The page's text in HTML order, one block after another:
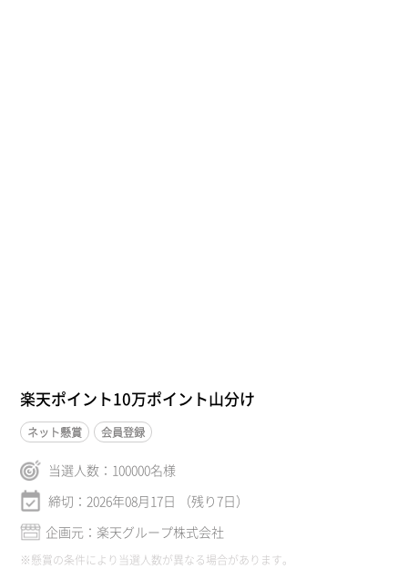
楽天ポイント10万ポイント山分け
ネット懸賞 会員登録
当選人数： 100000名様
締切：2026年08月17日 （残り7日）
企画元：楽天グループ株式会社
※懸賞の条件により当選人数が異なる場合があります。